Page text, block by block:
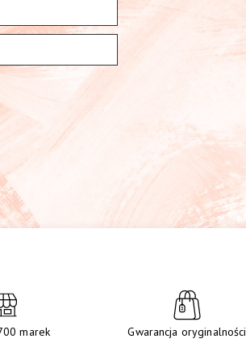
marek Gwarancja oryginalności